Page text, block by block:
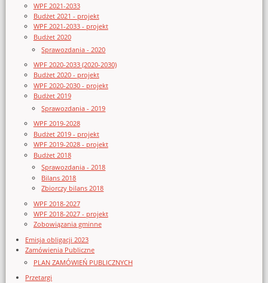
WPF 2021-2033
Budżet 2021 - projekt
WPF 2021-2033 - projekt
Budżet 2020
Sprawozdania - 2020
WPF 2020-2033 (2020-2030)
Budżet 2020 - projekt
WPF 2020-2030 - projekt
Budżet 2019
Sprawozdania - 2019
WPF 2019-2028
Budżet 2019 - projekt
WPF 2019-2028 - projekt
Budżet 2018
Sprawozdania - 2018
Bilans 2018
Zbiorczy bilans 2018
WPF 2018-2027
WPF 2018-2027 - projekt
Zobowiązania gminne
Emisja obligacji 2023
Zamówienia Publiczne
PLAN ZAMÓWIEŃ PUBLICZNYCH
Przetargi